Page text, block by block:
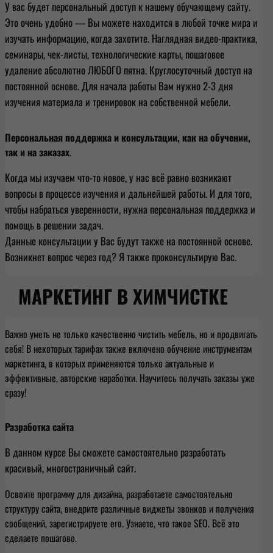
У вас будет персональный доступ к нашему обучающему сайту.
Это очень удобно — Вы можете находится в любой точке мира и
изучать информацию, когда захотите. Наглядная видео-практика,
семинары, чек-листы, технологические карты, пошаговое
удаление абсолютно ЛЮБОГО пятна. Круглосуточный доступ на
постоянной основе. Для начала работы Вам нужно 2-3 дня
изучения материала и тренировок на собственной мебели.
Персональная поддержка и консультации, как на обучении,
так и на заказах.
Когда мы изучаем что-то новое, у нас всё равно возникают
вопросы в процессе изучения и дальнейшей работы. И для того,
чтобы набраться уверенности, нужна персональная поддержка и
помощь в решении задач.
Данные консультации у Вас будут также на постоянной основе.
Возникнет вопрос через год? Я также проконсультирую Вас.
МАРКЕТИНГ В ХИМЧИСТКЕ
Важно уметь не только качественно чистить мебель, но и продвигать
себя! В некоторых тарифах также включено обучение инструментам
маркетинга, в которых применяются только актуальные и
эффективные, авторские наработки. Научитесь получать заказы уже
сразу!
Разработка сайта
В данном курсе Вы сможете самостоятельно разработать
красивый, многостраничный сайт.
Освоите программу для дизайна, разработаете самостоятельно
структуру сайта, внедрите различные виджеты звонков и получения
сообщений, зарегистрируете его. Узнаете, что такое SEO. Всё это
сделаете пошагово.